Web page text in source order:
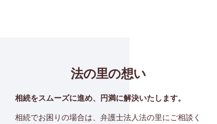
法の里の想い
相続をスムーズに進め、円満に解決いたします。
相続でお困りの場合は、弁護士法人法の里にご相談く